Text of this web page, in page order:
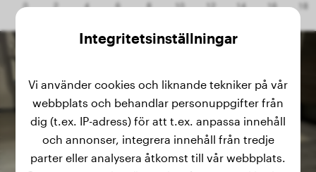
Integritetsinställningar
Vi använder cookies och liknande tekniker på vår
webbplats och behandlar personuppgifter från
dig (t.ex. IP-adress) för att t.ex. anpassa innehåll
och annonser, integrera innehåll från tredje
parter eller analysera åtkomst till vår webbplats.